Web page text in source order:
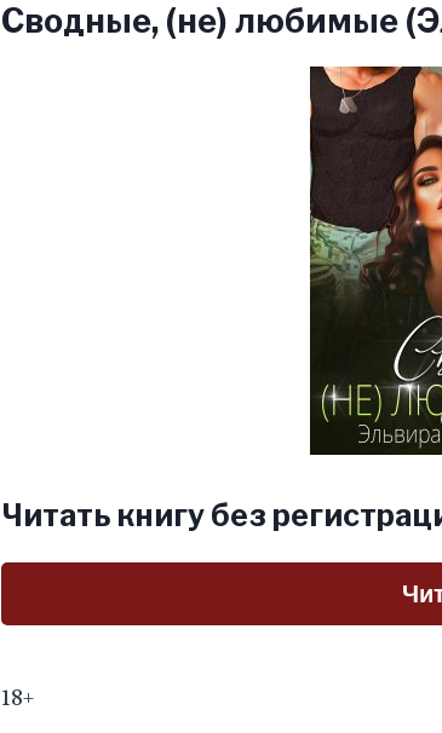
Сводные, (не) любимые
Читать книгу без
18+